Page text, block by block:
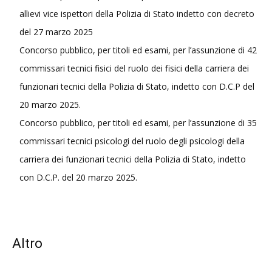
allievi vice ispettori della Polizia di Stato indetto con decreto
del 27 marzo 2025
Concorso pubblico, per titoli ed esami, per l’assunzione di 42
commissari tecnici fisici del ruolo dei fisici della carriera dei
funzionari tecnici della Polizia di Stato, indetto con D.C.P del
20 marzo 2025.
Concorso pubblico, per titoli ed esami, per l’assunzione di 35
commissari tecnici psicologi del ruolo degli psicologi della
carriera dei funzionari tecnici della Polizia di Stato, indetto
con D.C.P. del 20 marzo 2025.
Altro